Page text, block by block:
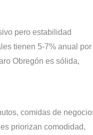
pero estabilidad
tienen 5-7% anual por
Obregón es sólida,
comidas de
priorizan comodidad,